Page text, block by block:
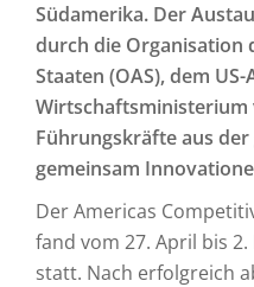
Südamerika. Der
durch die Organisation
Staaten (OAS), dem
Führungskräfte aus der
gemeinsam
Der Americas
fand vom 27. April bis 2.
statt. Nach erfolgreich